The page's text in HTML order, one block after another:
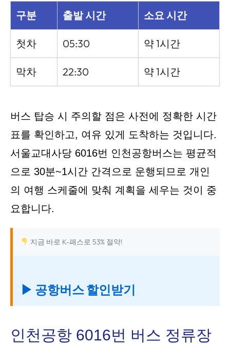
구분 출발 시간 소요 시간
첫차 05:30 약 1시간
막차 22:30 약 1시간
버스 탑승 시 주의할 점은 사전에 정확한 시간
표를 확인하고, 여유 있게 도착하는 것입니다.
서울교대사당 6016번 인천공항버스는 평균적
으로 30분~1시간 간격으로 운행되므로 개인
의 여행 스케줄에 맞춰 계획을 세우는 것이 중
요합니다.
지금 바로 K-패스로 53% 절약!
▶ 공항버스 할인받기
인천공항 6016번 버스 정류장